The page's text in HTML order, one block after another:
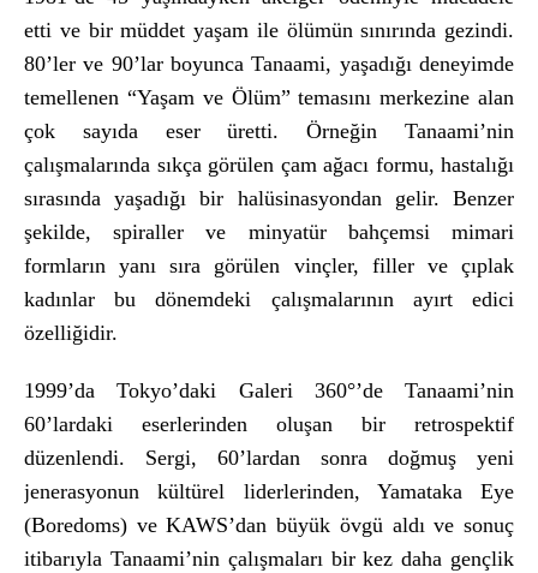
etti ve bir müddet yaşam ile ölümün sınırında gezindi.
80’ler ve 90’lar boyunca Tanaami, yaşadığı deneyimde
temellenen “Yaşam ve Ölüm” temasını merkezine alan
çok sayıda eserüretti. Örneğin Tanaami’nin
çalışmalarında sıkça görülen çam ağacı formu, hastalığı
sırasında yaşadığı bir halüsinasyondan gelir. Benzer
şekilde, spiraller ve minyatür bahçemsi mimari
formların yanı sıra görülen vinçler, filler ve çıplak
kadınlar bu dönemdeki çalışmalarının ayırt edici
özelliğidir.
1999’da Tokyo’daki Galeri 360°’de Tanaami’nin
60’lardaki eserlerinden oluşan bir retrospektif
düzenlendi. Sergi, 60’lardan sonra doğmuş yeni
jenerasyonun kültürel liderlerinden, Yamataka Eye
(Boredoms) ve KAWS’dan büyük övgü aldı ve sonuç
itibarıyla Tanaami’nin çalışmaları bir kez daha gençlik